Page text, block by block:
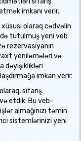
imkanı verir.
xüsusi olaraq cədvəlin
tutulmuş yeni veb
rezervasiyanın
yeniləmələri və
dəyişiklikləri
imkan verir.
sifariş
etdik. Bu veb-
almağınızı təmin
sistemlərinizi yeni